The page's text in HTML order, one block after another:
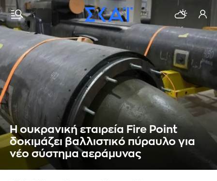
Η ουκρανική εταιρεία Fire Point
δοκιμάζει βαλλιστικό πύραυλο για
νέο σύστημα αεράμυνας